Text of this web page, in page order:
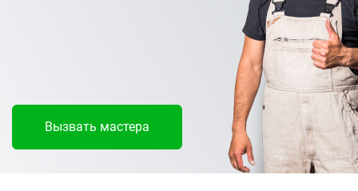
Вызвать мастера